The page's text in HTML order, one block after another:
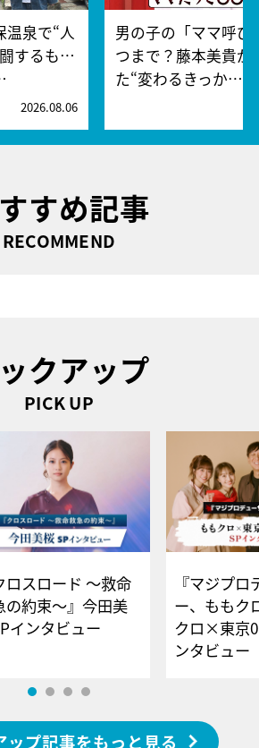
温泉で“人
するも…
2026.08.06
男の子の「ママ呼び
つまで？藤本美貴が
た“変わるきっか…
すめ記事
RECOMMEND
クアップ
PICK UP
ロスロード ～救命
の約束～』今田美
インタビュー
『マジプロ
ー、ももク
クロ×東京
ンタビュー
ップ記事をもっと見る